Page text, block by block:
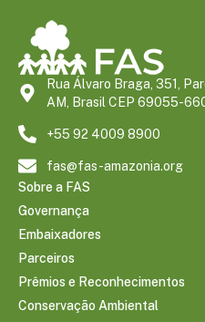
Rua Álvaro Braga, 351,
AM, Brasil CEP 69055-
+55 92 4009 8900
fas@fas-amazonia.org
Sobre a FAS
Governança
Embaixadores
Parceiros
Prêmios e Reconhecimentos
Conservação Ambiental